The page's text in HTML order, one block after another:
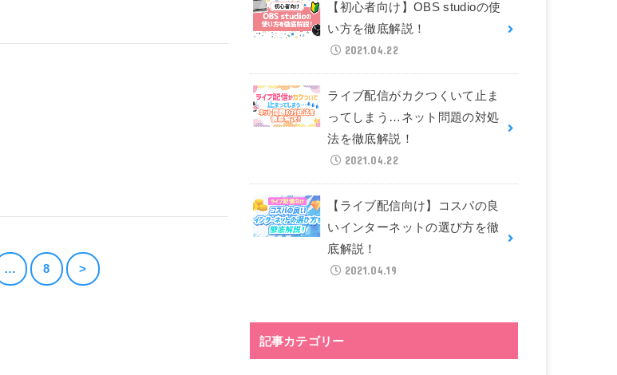
… 8 >
【初心者向け】OBS studioの使
い方を徹底解説！
2021.04.22
ライブ配信がカクつくいて止ま
ってしまう…ネット問題の対処
法を徹底解説！
2021.04.22
【ライブ配信向け】コスパの良
いインターネットの選び方を徹
底解説！
2021.04.19
記事カテゴリー